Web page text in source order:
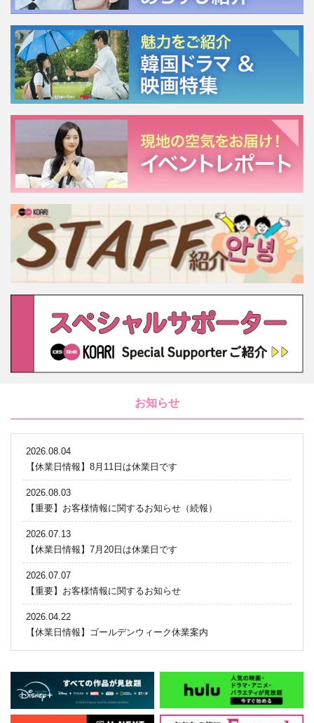
お知らせ
2026.08.04
【休業日情報】8月11日は休業日です
2026.08.03
【重要】お客様情報に関するお知らせ（続報）
2026.07.13
【休業日情報】7月20日は休業日です
2026.07.07
【重要】お客様情報に関するお知らせ
2026.04.22
【休業日情報】ゴールデンウィーク休業案内